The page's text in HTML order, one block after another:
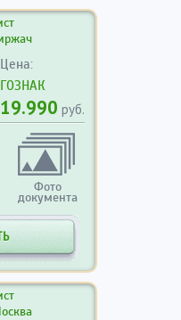
Цена:
ГОЗНАК
19.990 руб.
Фото
документа